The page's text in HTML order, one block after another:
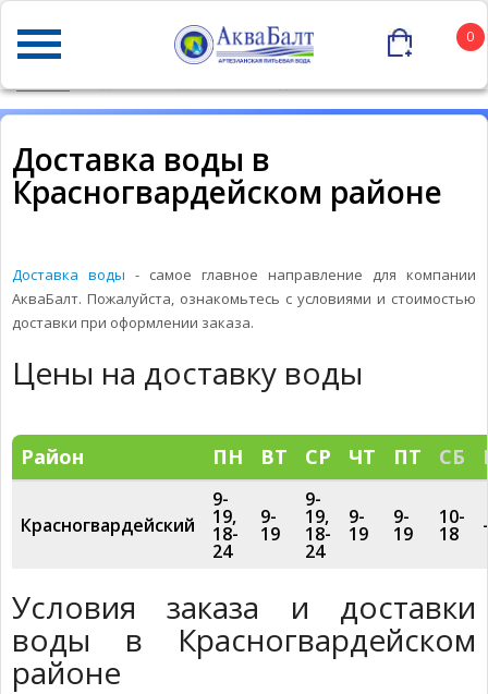
0
Доставка воды в
Красногвардейском районе
Доставка воды - самое главное направление для компании
АкваБалт. Пожалуйста, ознакомьтесь с условиями и стоимостью
доставки при оформлении заказа.
Цены на доставку воды
Район ПН ВТ СР ЧТ ПТ СБ
Красногвардейский
9-
19,
18-
24
9-
19
9-
19,
18-
24
9-
19
9-
19
10-
18 -
Условия заказа и доставки
воды в Красногвардейском
районе